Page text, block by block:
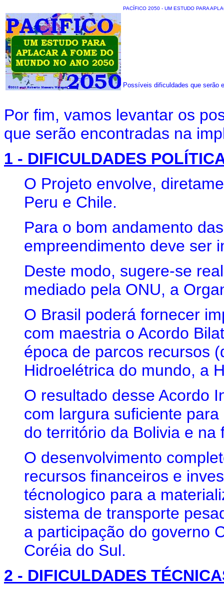
PACÍFICO 2050 - UM ESTUDO PARA
Possíveis dificuldades que serão
Por fim, vamos levantar os
que serão encontradas na
1 - DIFICULDADES
O Projeto envolve,
Peru e Chile.
Para o bom andamento
empreendimento deve ser
Deste modo, sugere-se
mediado pela ONU, a
O Brasil poderá fornecer
com maestria o Acordo
época de parcos recursos
Hidroelétrica do mundo, a
O resultado desse Acordo
com largura suficiente
do território da Bolivia e
O desenvolvimento
recursos financeiros e
técnologico para a
sistema de transporte
a participação do governo
Coréia do Sul.
2 - DIFICULDADES